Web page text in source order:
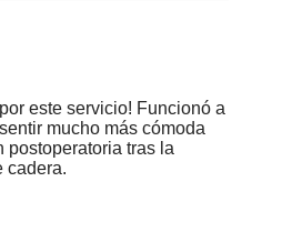
este servicio! Funcionó a
mucho más cómoda
postoperatoria tras la
cadera.